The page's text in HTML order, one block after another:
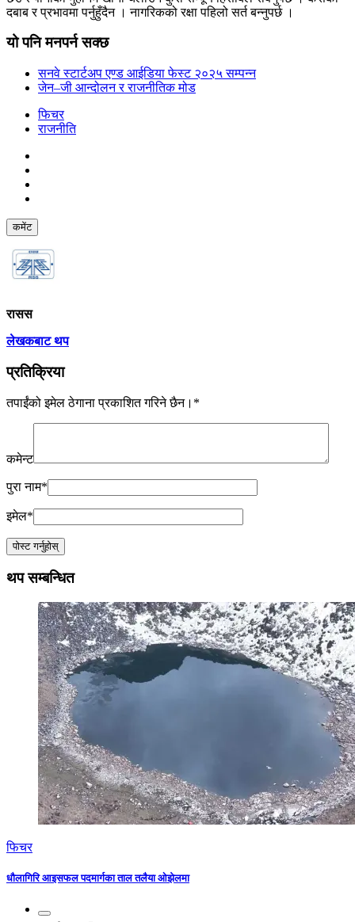
दबाब र प्रभावमा पर्नुहुँदैन । नागरिकको रक्षा पहिलो सर्त बन्नुपर्छ ।
यो पनि मनपर्न सक्छ
सनवे स्टार्टअप एण्ड आईडिया फेस्ट २०२५ सम्पन्न
जेन–जी आन्दोलन र राजनीतिक मोड
फिचर
राजनीति
कमेंट
रासस
लेखकबाट थप
प्रतिक्रिया
तपाईंको इमेल ठेगाना प्रकाशित गरिने छैन। *
कमेन्ट
पुरा नाम*
इमेल*
थप सम्बन्धित
फिचर
धौलागिरि आइसफल पदमार्गका ताल तलैया ओझेलमा